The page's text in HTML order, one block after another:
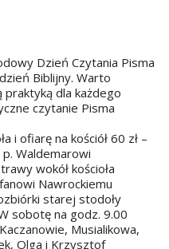
Dzień Czytania Pisma
Biblijny. Warto
dla każdego
czytanie Pisma
i ofiarę na kościół 60 zł –
p. Waldemarowi
wokół kościoła
Nawrockiemu
starej stodoły
sobotę na godz. 9.00
Musialikowa,
Olga i Krzysztof